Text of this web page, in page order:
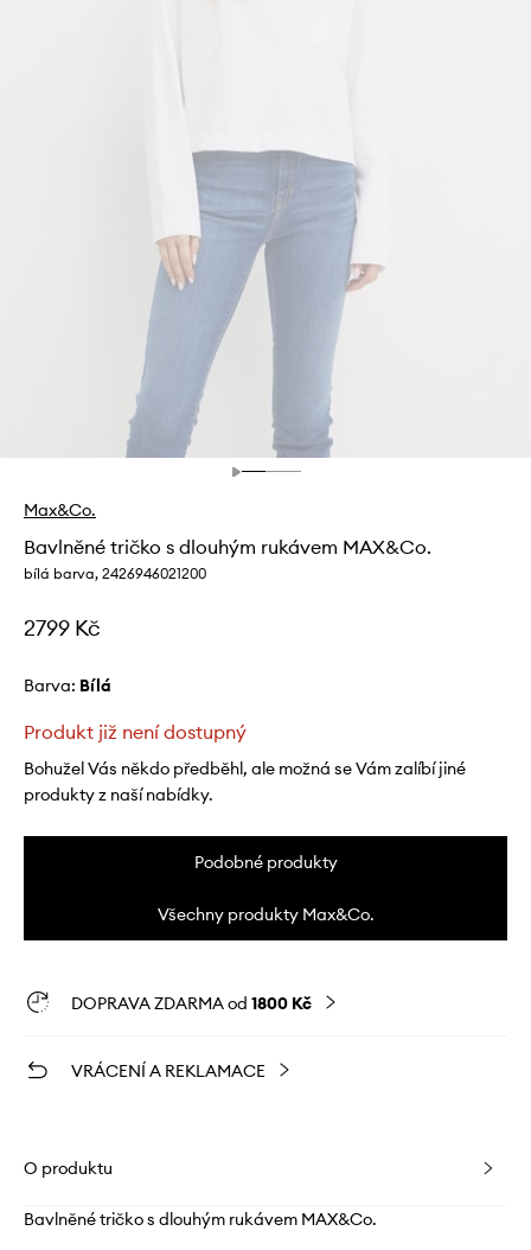
Max&Co.
Bavlněné tričko s dlouhým rukávem MAX&Co.
bílá barva, 2426946021200
2799 Kč
Barva: bílá
Produkt již není dostupný
Bohužel Vás někdo předběhl, ale možná se Vám zalíbí jiné
produkty z naší nabídky.
Podobné produkty
Všechny produkty Max&Co.
DOPRAVA ZDARMA od 1800 Kč
VRÁCENÍ A REKLAMACE
O produktu
Bavlněné tričko s dlouhým rukávem MAX&Co.